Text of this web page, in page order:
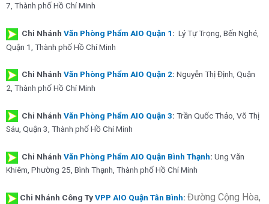
7, Thành phố Hồ Chí Minh
Chi Nhánh Văn Phòng Phẩm AIO Quận 1: Lý Tự Trọng, Bến Nghé,
Quận 1, Thành phố Hồ Chí Minh
Chi Nhánh Văn Phòng Phẩm AIO Quận 2: Nguyễn Thị Định, Quận
2, Thành phố Hồ Chí Minh
Chi Nhánh Văn Phòng Phẩm AIO Quận 3: Trần Quốc Thảo, Võ Thị
Sáu, Quận 3, Thành phố Hồ Chí Minh
Chi Nhánh Văn Phòng Phẩm AIO Quận Bình Thạnh: Ung Văn
Khiêm, Phường 25, Bình Thạnh, Thành phố Hồ Chí Minh
Chi Nhánh Công TyVPP AIO Quận Tân Bình: Đường Cộng Hòa,